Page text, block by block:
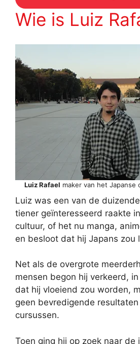
Wie is Luiz
Luiz Rafael maker van het Japanse
Luiz was een van de
tiener geïnteresseerd raakte
cultuur, of het nu manga,
en besloot dat hij Japans zou
Net als de overgrote
mensen begon hij verkeerd,
dat hij vloeiend zou worden,
geen bevredigende
cursussen.
Toen ging hij op zoek naar de